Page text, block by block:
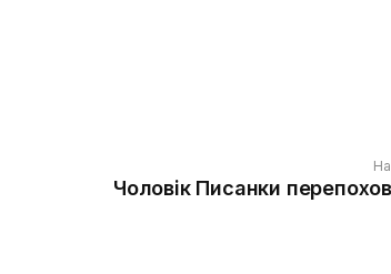
Чоловік Писанки